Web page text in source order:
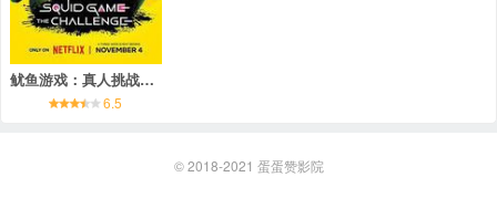
鱿鱼游戏：真人挑战赛 第二季
6.5
© 2018-2021 蛋蛋赞影院